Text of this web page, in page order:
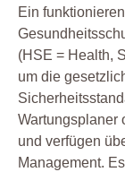
Ein
(HSE = Health,
um die
Wartungsplaner
und verfügen
Management.